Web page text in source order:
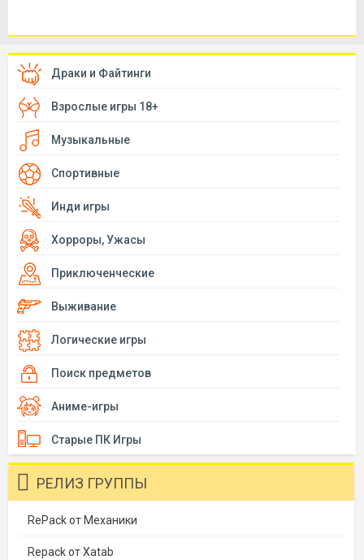
Драки и Файтинги
Взрослые игры 18+
Музыкальные
Спортивные
Инди игры
Хорроры, Ужасы
Приключенческие
Выживание
Логические игры
Поиск предметов
Аниме-игры
Старые ПК Игры
РЕЛИЗ ГРУППЫ
RePack от Механики
Repack от Xatab